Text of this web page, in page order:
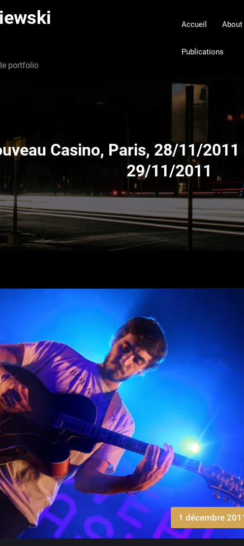
portfolio
Accueil About
Publications
Casino, Paris, 28/11/
29/11/2011
1 décembre